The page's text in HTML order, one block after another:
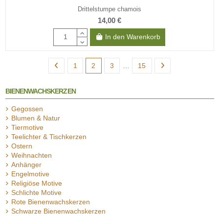
Drittelstumpe chamois
14,00 €
In den Warenkorb
1 2 3 15
BIENENWACHSKERZEN
Gegossen
Blumen & Natur
Tiermotive
Teelichter & Tischkerzen
Ostern
Weihnachten
Anhänger
Engelmotive
Religiöse Motive
Schlichte Motive
Rote Bienenwachskerzen
Schwarze Bienenwachskerzen